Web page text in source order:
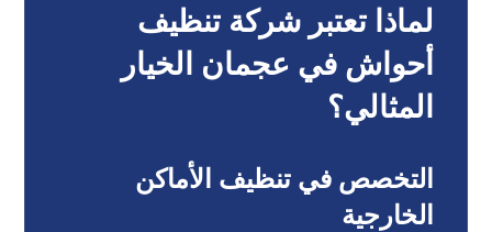
لماذا تعتبر شركة تنظيف
أحواش في عجمان الخيار
المثالي؟
التخصص في تنظيف الأماكن
الخارجية